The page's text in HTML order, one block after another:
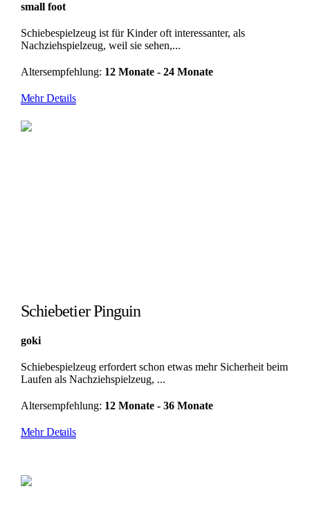
small foot
Schiebespielzeug ist für Kinder oft interessanter, als
Nachziehspielzeug, weil sie sehen,...
Altersempfehlung: 12 Monate - 24 Monate
Mehr Details
Schiebetier Pinguin
goki
Schiebespielzeug erfordert schon etwas mehr Sicherheit beim
Laufen als Nachziehspielzeug, ...
Altersempfehlung: 12 Monate - 36 Monate
Mehr Details